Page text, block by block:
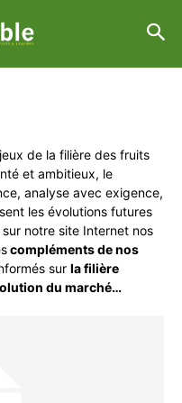
de la filière des fruits
et ambitieux, le
analyse avec exigence,
les évolutions futures
notre site Internet nos
compléments de nos
sur la filière
du marché…